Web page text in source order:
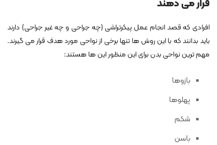
قرار می دهند
افرادی که قصد انجام عمل پیکرتراشی (چه جراحی و چه غیر جراحی) دارند
باید بدانند که با این روش ها تنها برخی از نواحی مورد هدف قرار می گیرند.
مهم ترین نواحی بدن برای این منظور این ها هستند:
بازوها
پهلوها
شکم
باسن